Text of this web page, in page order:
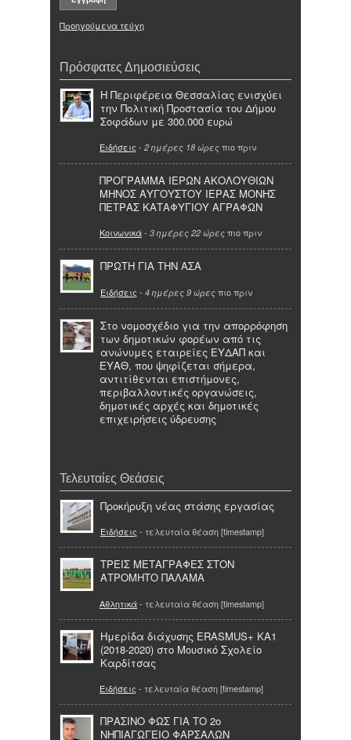
Προηγούμενα τεύχη
Πρόσφατες Δημοσιεύσεις
Η Περιφέρεια Θεσσαλίας ενισχύει
την Πολιτική Προστασία του Δήμου
Σοφάδων με 300.000 ευρώ
Ειδήσεις - 2 ημέρες 18 ώρες πιο πριν
ΠΡΟΓΡΑΜΜΑ ΙΕΡΩΝ ΑΚΟΛΟΥΘΙΩΝ
ΜΗΝΟΣ ΑΥΓΟΥΣΤΟΥ ΙΕΡΑΣ ΜΟΝΗΣ
ΠΕΤΡΑΣ ΚΑΤΑΦΥΓΙΟΥ ΑΓΡΑΦΩΝ
Κοινωνικά- 3 ημέρες 22 ώρες πιο πριν
ΠΡΩΤΗ ΓΙΑ ΤΗΝ ΑΣΑ
Ειδήσεις - 4 ημέρες 9 ώρες πιο πριν
Στο νομοσχέδιο για την απορρόφηση
των δημοτικών φορέων από τις
ανώνυμες εταιρείες ΕΥΔΑΠ και
ΕΥΑΘ, που ψηφίζεται σήμερα,
αντιτίθενται επιστήμονες,
περιβαλλοντικές οργανώσεις,
δημοτικές αρχές και δημοτικές
επιχειρήσεις ύδρευσης
Τελευταίες Θεάσεις
Προκήρυξη νέας στάσης εργασίας
Ειδήσεις - τελευταία θέαση [timestamp]
ΤΡΕΙΣ ΜΕΤΑΓΡΑΦΕΣ ΣΤΟΝ
ΑΤΡΟΜΗΤΟ ΠΑΛΑΜΑ
Αθλητικά- τελευταία θέαση [timestamp]
Ημερίδα διάχυσης ERASMUS+ KA1
(2018-2020) στο Μουσικό Σχολείο
Καρδίτσας
Ειδήσεις - τελευταία θέαση [timestamp]
ΠΡΑΣΙΝΟ ΦΩΣ ΓΙΑ ΤΟ 2o
ΝΗΠΙΑΓΩΓΕΙΟ ΦΑΡΣΑΛΩΝ